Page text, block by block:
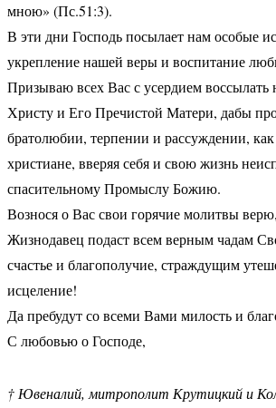
мною» (Пс.51:3).
В эти дни Господь посылает нам особые
укрепление нашей веры и воспитание
Призываю всех Вас с усердием
Христу и Его Пречистой Матери, дабы
братолюбии, терпении и рассуждении,
христиане, вверяя себя и свою жизнь
спасительному Промыслу Божию.
Вознося о Вас свои горячие молитвы
Жизнодавец подаст всем верным чадам
счастье и благополучие, страждущим
исцеление!
Да пребудут со всеми Вами милость и
С любовью о Господе,
† Ювеналий, митрополит Крутицкий и